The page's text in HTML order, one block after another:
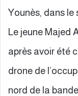
Younès, dans le
Le jeune Majed
après avoir été
drone de
nord de la